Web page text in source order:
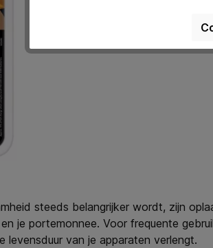
steeds belangrijker wordt, zijn
je portemonnee. Voor frequente
levensduur van je apparaten verlengt.